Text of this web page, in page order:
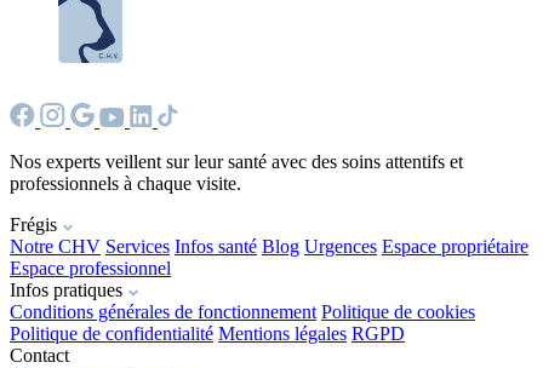
Nos experts veillent sur leur santé avec des soins attentifs et
professionnels à chaque visite.
Frégis
Notre CHV Services Infos santé Blog Urgences Espace propriétaire
Espace professionnel
Infos pratiques
Conditions générales de fonctionnement Politique de cookies
Politique de confidentialité Mentions légales RGPD
Contact